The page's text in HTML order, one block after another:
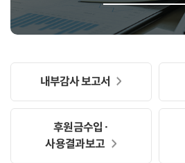
내부감사 보고서
후원금수입·
사용결과보고